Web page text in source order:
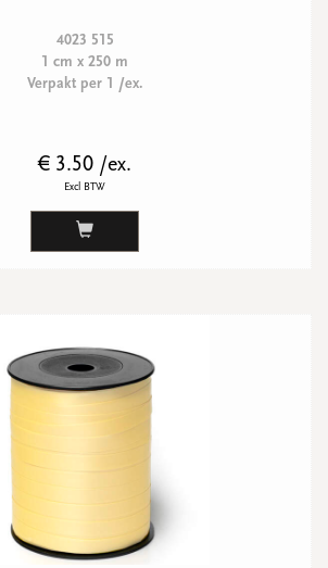
4023 515
1 cm x 250 m
Verpakt per 1 /ex.
€ 3.50 /ex.
Excl BTW